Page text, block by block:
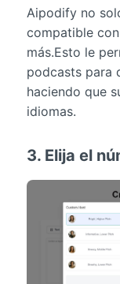
Aipodify no
compatible
más.Esto le
podcasts para
haciendo que
idiomas.
3. Elija el